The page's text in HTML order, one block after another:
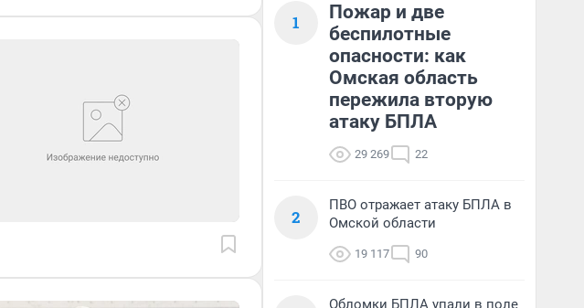
1
Пожар и две
беспилотные
опасности: как
Омская область
пережила вторую
атаку БПЛА
29 269 22
2
ПВО отражает атаку БПЛА в
Омской области
19 117 90
Обломки БПЛА упали в поле